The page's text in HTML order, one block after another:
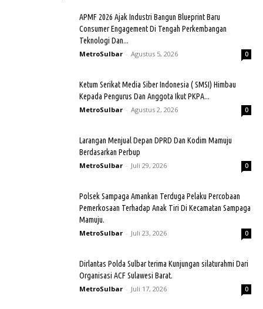
APMF 2026 Ajak Industri Bangun Blueprint Baru
Consumer Engagement Di Tengah Perkembangan
Teknologi Dan...
MetroSulbar - Agustus 5, 2026 0
Ketum Serikat Media Siber Indonesia ( SMSI) Himbau
Kepada Pengurus Dan Anggota Ikut PKPA...
MetroSulbar - Agustus 2, 2026 0
Larangan Menjual Depan DPRD Dan Kodim Mamuju
Berdasarkan Perbup
MetroSulbar - Juli 29, 2026 0
Polsek Sampaga Amankan Terduga Pelaku Percobaan
Pemerkosaan Terhadap Anak Tiri Di Kecamatan Sampaga
Mamuju.
MetroSulbar - Juli 23, 2026 0
Dirlantas Polda Sulbar terima Kunjungan silaturahmi Dari
Organisasi ACF Sulawesi Barat.
MetroSulbar - Juli 17, 2026 0